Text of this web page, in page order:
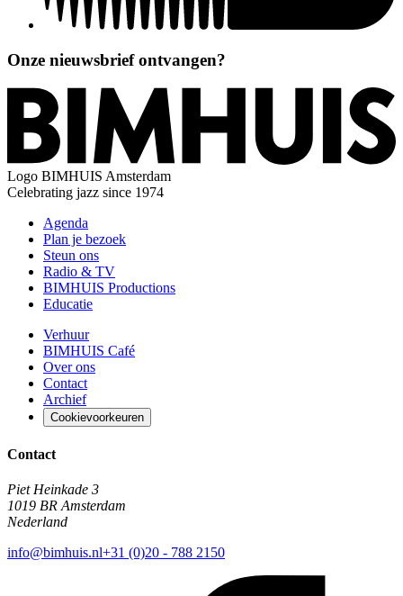
Onze nieuwsbrief ontvangen?
Logo BIMHUIS Amsterdam
Celebrating jazz since 1974
Agenda
Plan je bezoek
Steun ons
Radio & TV
BIMHUIS Productions
Educatie
Verhuur
BIMHUIS Café
Over ons
Contact
Archief
Cookievoorkeuren
Contact
Piet Heinkade 3
1019 BR Amsterdam
Nederland
info@bimhuis.nl+31 (0)20 - 788 2150